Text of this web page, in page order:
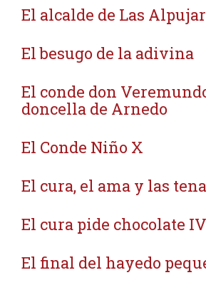
El alcalde de Las
El besugo de la adivina
El conde don
doncella de Arnedo
El Conde Niño X
El cura, el ama y las
El cura pide chocolate IV
El final del hayedo